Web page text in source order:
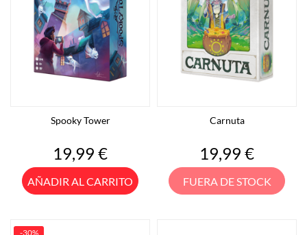
Spooky Tower
Precio
19,99 €
AÑADIR AL CARRITO
Carnuta
Precio
19,99 €
FUERA DE STOCK
-30%